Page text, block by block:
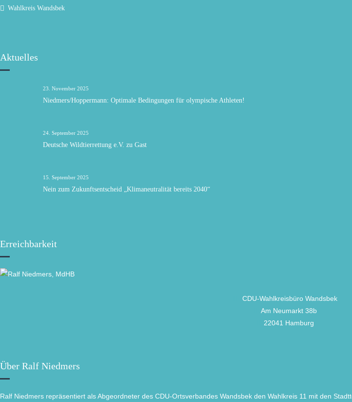
Wahlkreis Wandsbek
Aktuelles
23. November 2025
Niedmers/Hoppermann: Optimale Bedingungen für olympische Athleten!
24. September 2025
Deutsche Wildtierrettung e.V. zu Gast
15. September 2025
Nein zum Zukunftsentscheid „Klimaneutralität bereits 2040“
Erreichbarkeit
CDU-Wahlkreisbüro Wandsbek
Am Neumarkt 38b
22041 Hamburg
Über Ralf Niedmers
Ralf Niedmers repräsentiert als Abgeordneter des CDU-Ortsverbandes Wandsbek den Wahlkreis 11 mit den